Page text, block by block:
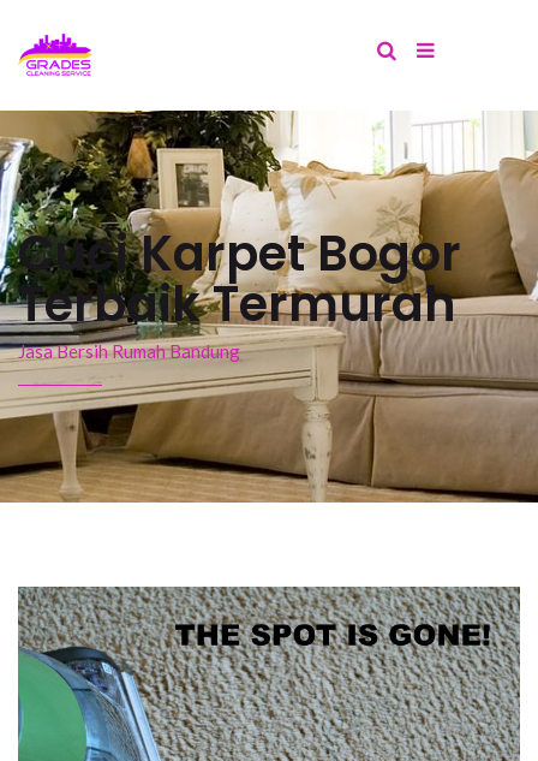
Cuci Karpet Bogor
Terbaik Termurah
Jasa Bersih Rumah Bandung